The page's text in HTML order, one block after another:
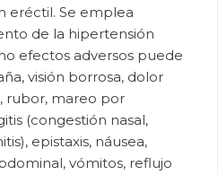
eréctil. Se emplea
de la hipertensión
efectos adversos puede
visión borrosa, dolor
rubor, mareo por
(congestión nasal,
epistaxis, náusea,
vómitos, reflujo